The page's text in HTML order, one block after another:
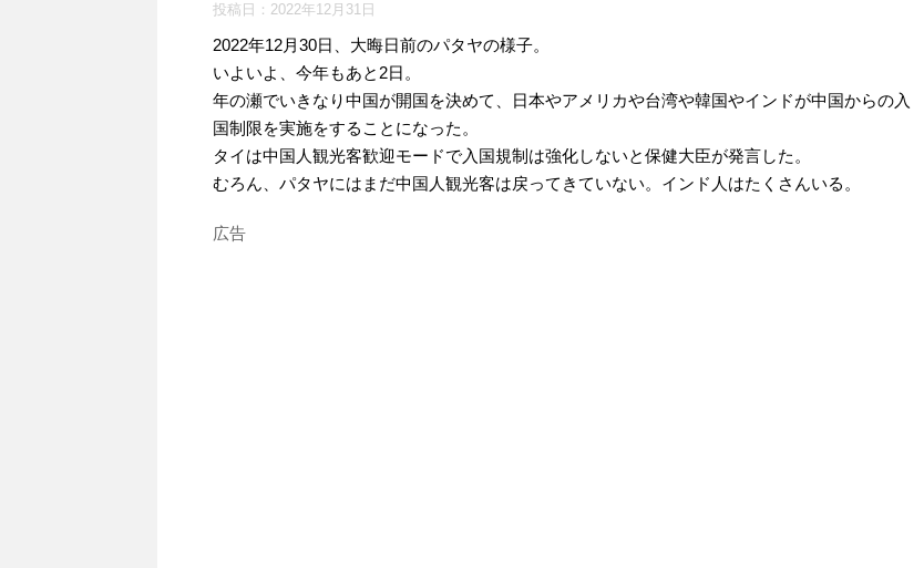
投稿日： 2022年12月31日
2022年12月30日、大晦日前のパタヤの様子。
いよいよ、今年もあと2日。
年の瀬でいきなり中国が開国を決めて、日本やアメリカや台湾や韓国やインドが中国からの入
国制限を実施をすることになった。
タイは中国人観光客歓迎モードで入国規制は強化しないと保健大臣が発言した。
むろん、パタヤにはまだ中国人観光客は戻ってきていない。インド人はたくさんいる。
広告